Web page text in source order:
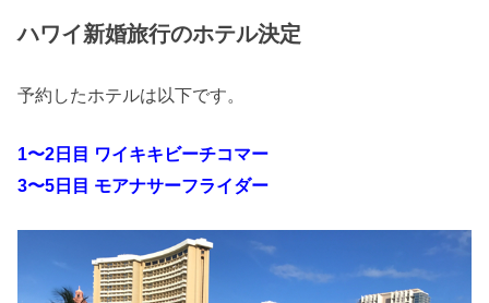
ハワイ新婚旅行のホテル決定
予約したホテルは以下です。
1〜2日目 ワイキキビーチコマー
3〜5日目 モアナサーフライダー